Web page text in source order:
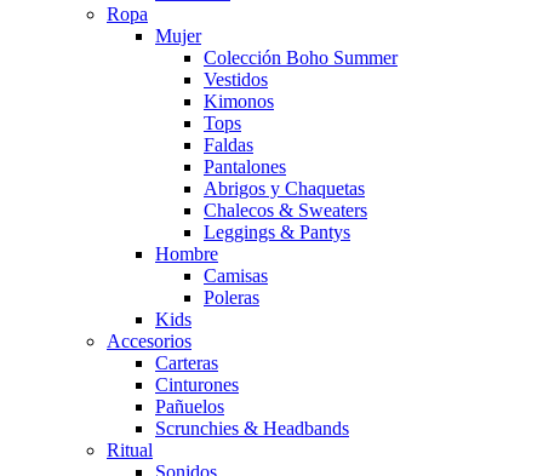
Ropa
Mujer
Colección Boho Summer
Vestidos
Kimonos
Tops
Faldas
Pantalones
Abrigos y Chaquetas
Chalecos & Sweaters
Leggings & Pantys
Hombre
Camisas
Poleras
Kids
Accesorios
Carteras
Cinturones
Pañuelos
Scrunchies & Headbands
Ritual